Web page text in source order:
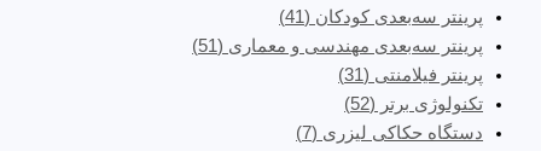
پرینتر سه‌بعدی کودکان (41)
پرینتر سه‌بعدی مهندسی و معماری (51)
پرینتر فیلامنتی (31)
تکنولوژی برتر (52)
دستگاه حکاکی لیزری (7)